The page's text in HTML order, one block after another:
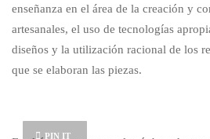
enseñanza en el área de la creación y
artesanales, el uso de tecnologías
diseños y la utilización racional de los
que se elaboran las piezas.
PIN IT